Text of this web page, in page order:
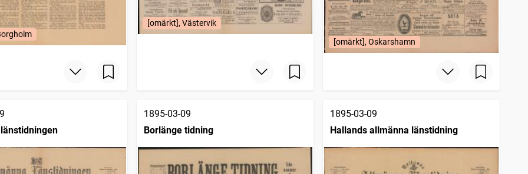
[omärkt], Västervik
[omärkt], Oskarshamn
1895-03-09
Borlänge tidning
1895-03-09
Hallands allmänna länstidning